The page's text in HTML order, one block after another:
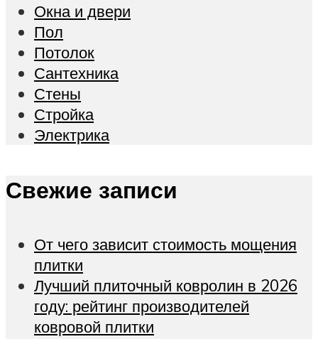
Окна и двери
Пол
Потолок
Сантехника
Стены
Стройка
Электрика
Свежие записи
От чего зависит стоимость мощения
плитки
Лучший плиточный ковролин в 2026
году: рейтинг производителей
ковровой плитки